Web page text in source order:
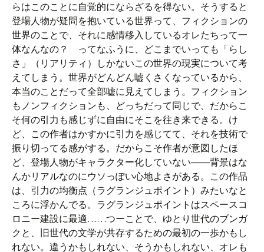
らはこのことに自覚的にならざるを得ない。そうすると
登場人物が疑問を抱いている世界って、フィクションの
世界のことで、それに感情移入しているオレたちって一
体なんなの？ ってなふうに、どこまでいっても「らし
さ」（リアリティ）しかないこの世界の現実について考
えてしまう。世界がどんどん嘘くさくなっているから、
本当のことだって全部嘘に見えてしまう。フィクション
もノンフィクションも、どっちだって同じで、だからこ
そ何の引力も感じずに自由にそこを往き来できる。け
ど、この作者はかすかに引力を感じてて、それを技術で
振り切ってる感がする。だからこそ作者が意図したほ
ど、登場人物がキャラクター化していない――背景はな
んかリアルなのにウソっぽい心地よさがある。この作品
は、引力の均衡点（ラグランジュポイント）みたいなと
ころに浮かんでる。ラグランジュポイントはスペースコ
ロニー建設に最適……つーことで、ゆとり世代のブンガ
クと、旧世代の文学が共存するための最初の一歩かもし
れない。違うかもしれない、そうかもしれない、オレも